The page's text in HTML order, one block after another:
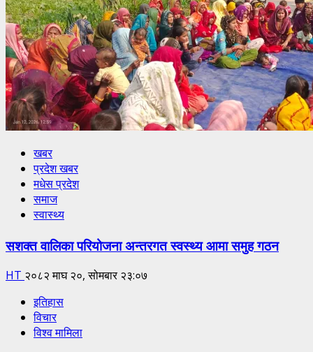
खबर
प्रदेश खबर
मधेस प्रदेश
समाज
स्वास्थ्य
सशक्त वालिका परियोजना अन्तरगत स्वस्थ्य आमा समुह गठन
HT २०८२ माघ २०, सोमबार २३:०७
इतिहास
विचार
विश्व मामिला